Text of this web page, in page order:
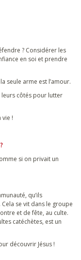
? Considérer les
en soi et prendre
seule arme est l’amour.
leurs côtés pour lutter
!
si on privait un
qu’ils
se vit dans le groupe
et de fête, au culte.
catéchètes, est un
découvrir Jésus !